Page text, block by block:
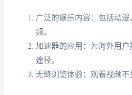
广泛的娱乐内容：包括动
频。
加速器的应用：为海外用户
途径。
无缝浏览体验：观看视频不